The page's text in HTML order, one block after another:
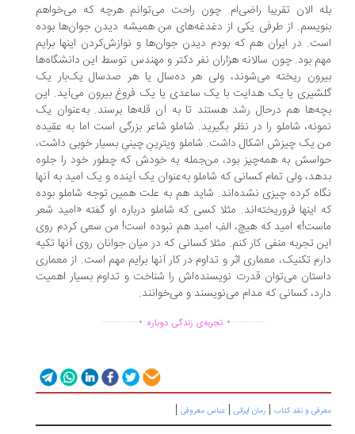
الان تقریبا راضی‌ام. چون راحت می‌توانم هرچه که می‌خواهم
از طرفی یکی از دغدغه‌های من همیشه دیدن جوان‌ها بوده
در ایران هم که بودم دیدن جوان‌ها و نوازش‌کردن اینها برایم
بود. چون سالانه هزاران نفر دکتر و مهندس توسط این دانشگاه‌ها
ریخته می‌شوند، ولی هر ده‌سال یا هر صدسال یک‌بار یک
یا یک هدایت با یک ساعدی یا یک فروغ بیرون می‌آید. این
هم درحال رشد هستند تا به آن قله‌ها برسند. به‌عنوان یک
شاملو را در نظر بگیرید. شاملو شاعر بزرگی ا‌ست اما به عقیده‌
یک چیزش اشکال داشت. شاملو ویترینِ چینیِ بسیار خوبی داشت،
به همه‌چیز بود، من‌جمله به خودش که چطور خود را جلوه
ولی تمام کسانی که شاملو به‌عنوان یک آینده و یک امید به آنها
کرده چیزی نشده‌اند. شاید هم به علت همین توجه شاملو بوده
اینها فروریخته‌اند. مثلا کسی که شاملو درباره‌ او گفته «امید شعر
امید که هیچ، الفِ امید هم نبوده است! من سعی کردم روی
تجربه‌ منفی کار کنم. مثلا کسانی که در میان جوانان روی آنها تکیه
تکنیک، معماری اثر و تداوم در کار آنها برایم مهم است. از معماری
می‌توان قدرت نویسنده‌اش را شناخت و تداوم بسیار اهمیت
کسانی که مدام می‌نویسند و می‌خوانند.
................تجربه‌ی زندگی دوباره ...............
و نقد کتاب|رمان ایرانی|عباس معروفی|